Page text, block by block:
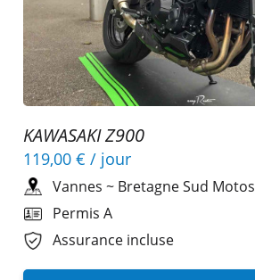
KAWASAKI Z900
119,00 € / jour
Vannes ~ Bretagne Sud Motos
Permis A
Assurance incluse